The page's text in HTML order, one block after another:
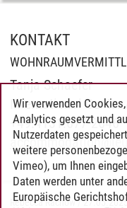
KONTAKT
Tanja Schaefer
International Center
+49.4131.677-2646
accommodation@
Rebecca Rachow/27.05.2025
Wir verwenden
Analytics gesetzt und
Nutzerdaten
weitere
Vimeo), um Ihnen
Daten werden unter
Europäische